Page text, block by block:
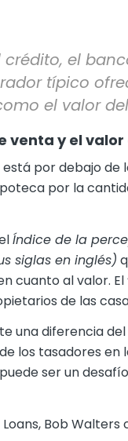
crédito, el
típico
el valor
venta y el
por debajo
por la
Índice de la
siglas en inglés)
cuanto al valor. El
de las
una diferencia
los tasadores
ser un
Bob